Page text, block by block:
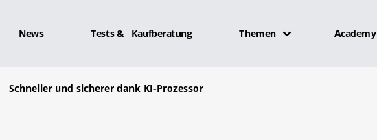
News Tests & Kaufberatung Themen Academy
Schneller und sicherer dank KI-Prozessor